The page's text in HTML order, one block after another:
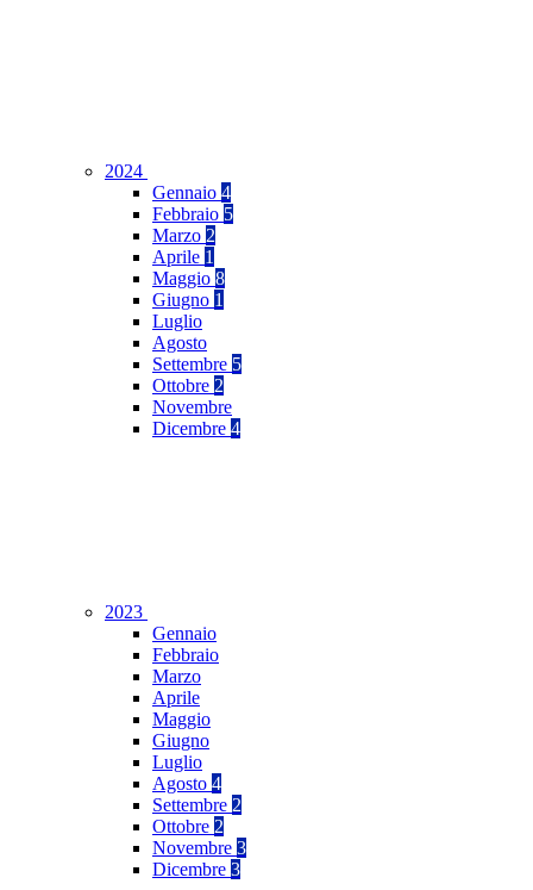
2024
Gennaio 4
Febbraio 5
Marzo 2
Aprile 1
Maggio 8
Giugno 1
Luglio
Agosto
Settembre 5
Ottobre 2
Novembre
Dicembre 4
2023
Gennaio
Febbraio
Marzo
Aprile
Maggio
Giugno
Luglio
Agosto 4
Settembre 2
Ottobre 2
Novembre 3
Dicembre 3